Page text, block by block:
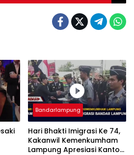
Bandarlampung
Hari Bhakti Imigrasi Ke 74,
Kakanwil Kemenkumham
Lampung Apresiasi Kantor